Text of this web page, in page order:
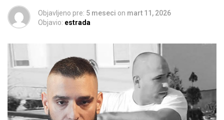
Objavljeno pre: 5 meseci on mart 11, 2026
Objavio: estrada